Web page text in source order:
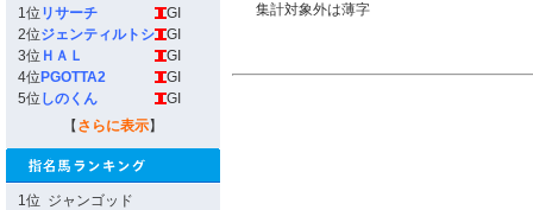
1位 リサーチ
GI
2位ジェンティルトシ
GI
3位 ＨＡＬ
GI
4位 PGOTTA2
GI
5位 しのくん
GI
【 さらに表示】
1位 ジャンゴッド
集計対象外は薄字